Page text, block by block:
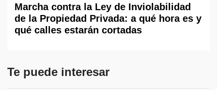
Marcha contra la Ley de Inviolabilidad
de la Propiedad Privada: a qué hora es y
qué calles estarán cortadas
Te puede interesar